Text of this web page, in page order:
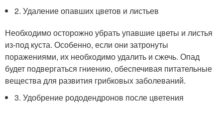
2. Удаление опавших цветов и листьев
Необходимо осторожно убрать упавшие цветы и листья
из-под куста. Особенно, если они затронуты
поражениями, их необходимо удалить и сжечь. Опад
будет подвергаться гниению, обеспечивая питательные
вещества для развития грибковых заболеваний.
3. Удобрение рододендронов после цветения